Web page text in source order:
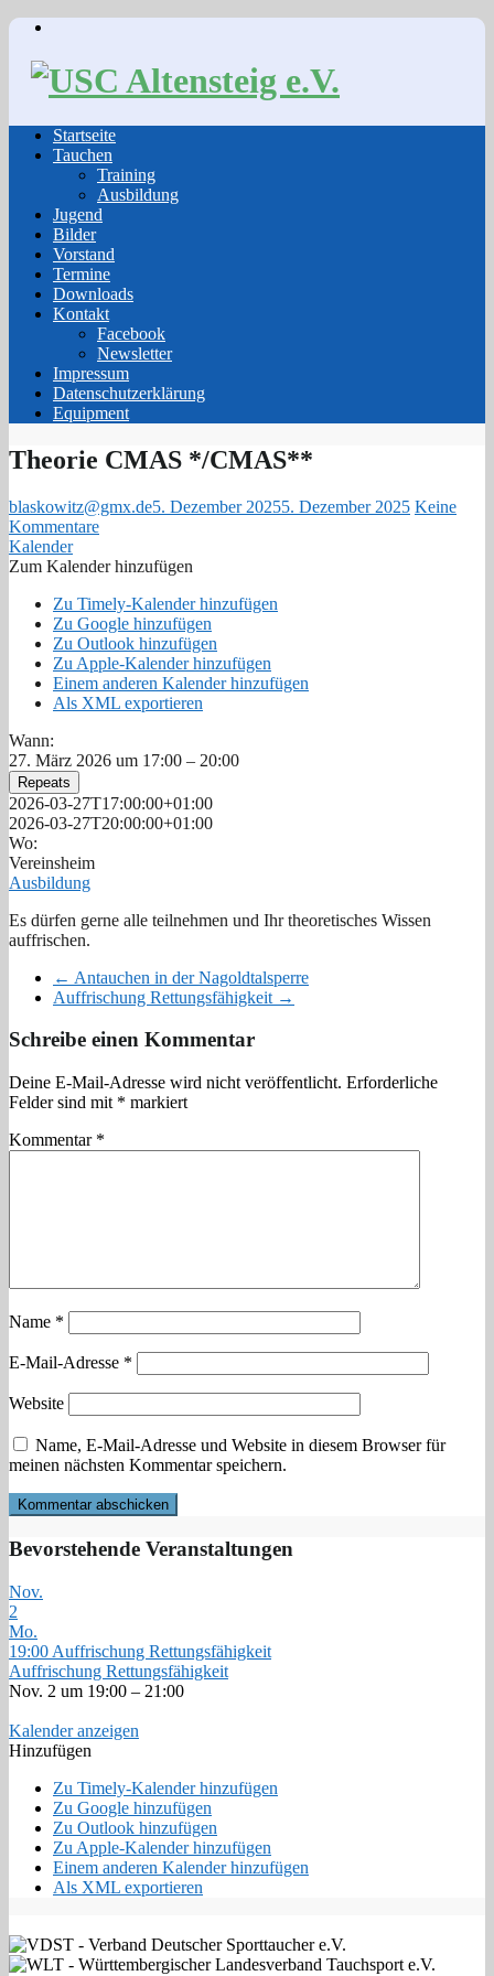
Skip
content
Startseite
Tauchen
Training
Ausbildung
Jugend
Bilder
Vorstand
Termine
Downloads
Kontakt
Facebook
Newsletter
Impressum
Datenschutzerklärung
Equipment
Theorie CMAS */CMAS**
blaskowitz@gmx.de5. Dezember 20255. Dezember 2025 Keine
Kommentare
Kalender
Zum Kalender hinzufügen
Zu Timely-Kalender hinzufügen
Zu Google hinzufügen
Zu Outlook hinzufügen
Zu Apple-Kalender hinzufügen
Einem anderen Kalender hinzufügen
Als XML exportieren
Wann:
27. März 2026 um 17:00 – 20:00
Repeats
2026-03-27T17:00:00+01:00
2026-03-27T20:00:00+01:00
Wo:
Vereinsheim
Ausbildung
Es dürfen gerne alle teilnehmen und Ihr theoretisches Wissen
auffrischen.
← Antauchen in der Nagoldtalsperre
Auffrischung Rettungsfähigkeit →
Schreibe einen Kommentar
Deine E-Mail-Adresse wird nicht veröffentlicht. Erforderliche
Felder sind mit * markiert
Kommentar *
Name *
E-Mail-Adresse *
Website
Name, E-Mail-Adresse und Website in diesem Browser für
meinen nächsten Kommentar speichern.
Bevorstehende Veranstaltungen
Nov.
2
Mo.
19:00 Auffrischung Rettungsfähigkeit
Auffrischung Rettungsfähigkeit
Nov. 2 um 19:00 – 21:00
Kalender anzeigen
Hinzufügen
Zu Timely-Kalender hinzufügen
Zu Google hinzufügen
Zu Outlook hinzufügen
Zu Apple-Kalender hinzufügen
Einem anderen Kalender hinzufügen
Als XML exportieren